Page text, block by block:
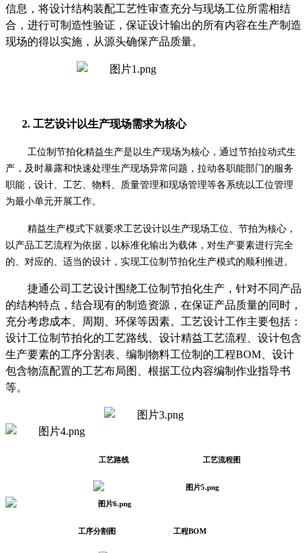
信息，将设计结构装配工艺性审查充分与现场工位所需相结
合，进行可制造性验证，保证设计输出的所有内容在生产制造
现场的得以实施，从源头确保产品质量。
2. 工艺设计以生产现场需求为核心
工位制节拍化精益生产是以生产现场为核心，通过节拍拉动式生
产，及时暴露和快速处理生产现场异常问题，拉动各职能部门的服务
职能，设计、工艺、物料、质量管理和现场管理等各系统以工位管理
为最小单元开展工作。
精益生产模式下就要求工艺设计以生产现场工位、节拍为核心，
以产品工艺流程为依据，以标准化输出为载体，对生产要素进行完全
的、对应的、适当的设计，实现工位制节拍化生产模式的顺利推进。
捷通公司工艺设计围绕工位制节拍化生产，针对不同产品
的结构特点，结合现有的制造资源，在保证产品质量的同时，
充分考虑成本、周期、环保等因素。工艺设计工作主要包括：
设计工位制节拍化的工艺路线、设计精益工艺流程、设计包含
生产要素的工序分割表、编制物料工位制的工程BOM、设计
包含物流配置的工艺布局图、根据工位内容编制作业指导书
等。
工艺路线 工艺流程图
工序分割图 工程BOM